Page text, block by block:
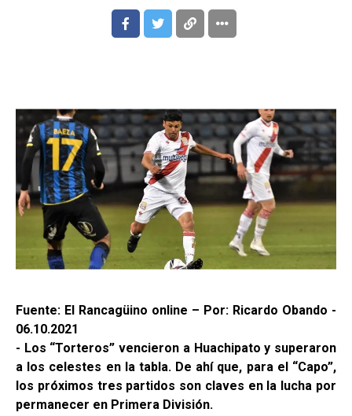
Fuente: El Rancagüino online – Por: Ricardo Obando -
06.10.2021
- Los “Torteros” vencieron a Huachipato y superaron
a los celestes en la tabla. De ahí que, para el “Capo”,
los próximos tres partidos son claves en la lucha por
permanecer en Primera División.